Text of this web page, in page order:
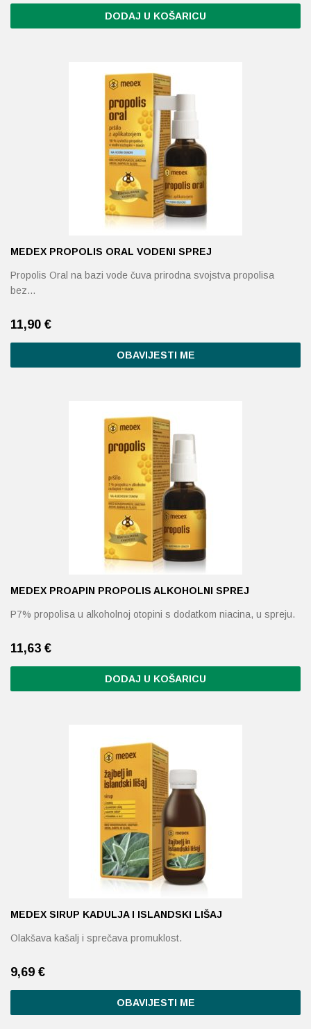
DODAJ U KOŠARICU
MEDEX PROPOLIS ORAL VODENI SPREJ
Propolis Oral na bazi vode čuva prirodna svojstva propolisa
bez…
11,90 €
OBAVIJESTI ME
MEDEX PROAPIN PROPOLIS ALKOHOLNI SPREJ
P7% propolisa u alkoholnoj otopini s dodatkom niacina, u spreju.
11,63 €
DODAJ U KOŠARICU
MEDEX SIRUP KADULJA I ISLANDSKI LIŠAJ
Olakšava kašalj i sprečava promuklost.
9,69 €
OBAVIJESTI ME